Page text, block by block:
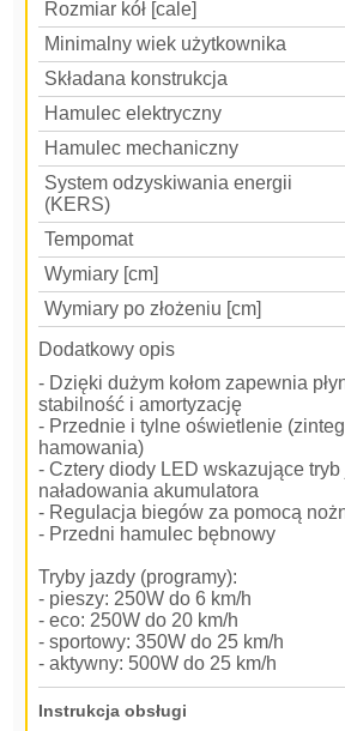
Rozmiar kół [cale]
Minimalny wiek użytkownika
Składana konstrukcja
Hamulec elektryczny
Hamulec mechaniczny
System odzyskiwania energii
(KERS)
Tempomat
Wymiary [cm]
Wymiary po złożeniu [cm]
Dodatkowy opis
- Dzięki dużym kołom zapewnia
stabilność i amortyzację
- Przednie i tylne oświetlenie
hamowania)
- Cztery diody LED wskazujące
naładowania akumulatora
- Regulacja biegów za pomocą
- Przedni hamulec bębnowy
Tryby jazdy (programy):
- pieszy: 250W do 6 km/h
- eco: 250W do 20 km/h
- sportowy: 350W do 25 km/h
- aktywny: 500W do 25 km/h
Instrukcja obsługi